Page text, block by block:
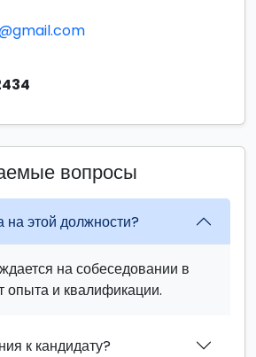
вопросы
на этой должности?
на собеседовании в
опыта и квалификации.
к кандидату?